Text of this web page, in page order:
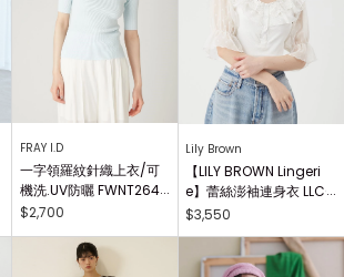
FRAY I.D
一字領羅紋針織上衣/可
機洗.UV防曬 FWNT2640
29
$2,700
Lily Brown
【LILY BROWN Lingeri
e】蕾絲澎袖連身衣 LLCO
262503
$3,550